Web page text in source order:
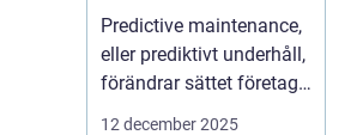
uppstår med hjälp
av sensorer
Predictive maintenance,
eller prediktivt underhåll,
förändrar sättet företag
hanterar maskiner och
12 december 2025